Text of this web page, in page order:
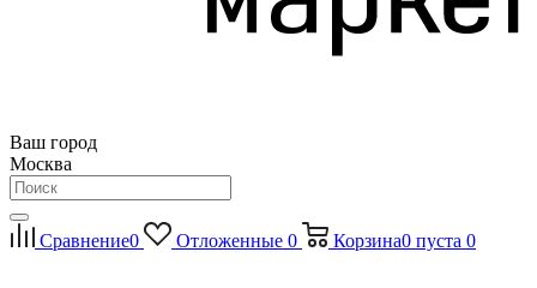
Ваш город
Москва
Сравнение0 Отложенные 0 Корзина0 пуста 0